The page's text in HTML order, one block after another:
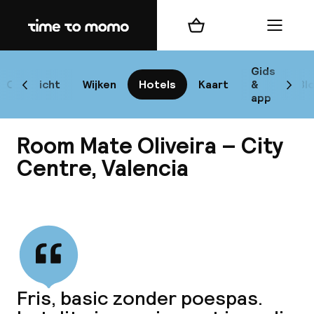
Home
Overzicht Wijken Hotels Kaart
Gids
&
app
Scroll naar links
Winkelmand Menu
Room Mate Oliveira – City
Centre, Valencia
Fris, basic zonder poespas.